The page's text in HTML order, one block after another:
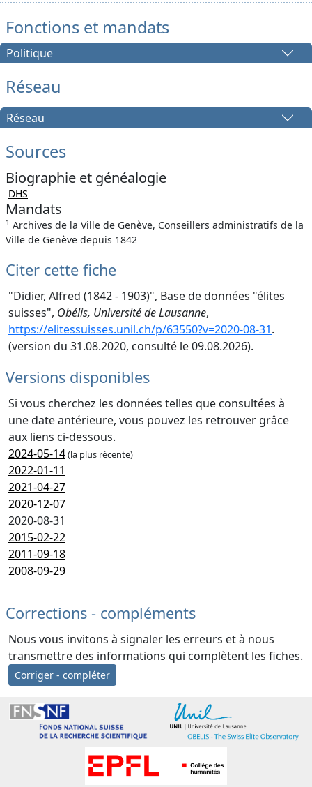
Fonctions et mandats
Politique
Réseau
Réseau
Sources
Biographie et généalogie
DHS
Mandats
1 Archives de la Ville de Genève, Conseillers administratifs de la
Ville de Genève depuis 1842
Citer cette fiche
"Didier, Alfred (1842 - 1903)", Base de données "élites
suisses", Obélis, Université de Lausanne,
https://elitessuisses.unil.ch/p/63550?v=2020-08-31.
(version du 31.08.2020, consulté le 09.08.2026).
Versions disponibles
Si vous cherchez les données telles que consultées à
une date antérieure, vous pouvez les retrouver grâce
aux liens ci-dessous.
2024-05-14(la plus récente)
2022-01-11
2021-04-27
2020-12-07
2020-08-31
2015-02-22
2011-09-18
2008-09-29
Corrections - compléments
Nous vous invitons à signaler les erreurs et à nous
transmettre des informations qui complètent les fiches.
Corriger - compléter